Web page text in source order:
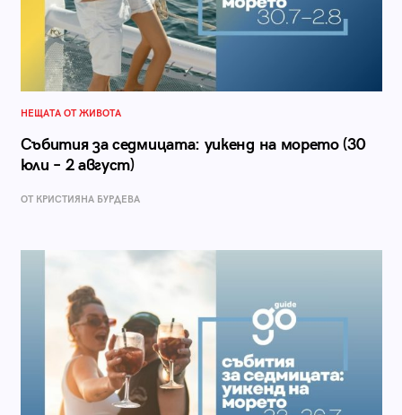
НЕЩАТА ОТ ЖИВОТА
Събития за седмицата: уикенд на морето (30
юли – 2 август)
ОТ КРИСТИЯНА БУРДЕВА